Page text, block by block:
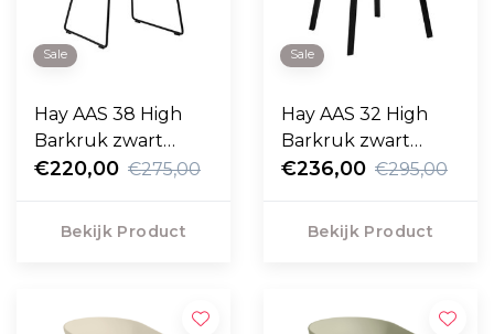
Sale
Hay AAS 38 High
Barkruk zwart
frame 75cm
€220,00 €275,00
Bekijk Product
Sale
Hay AAS 32 High
Barkruk zwart
eiken basis 75cm
€236,00 €295,00
Bekijk Product